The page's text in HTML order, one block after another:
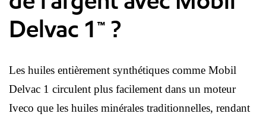
Delvac 1™ ?
Les huiles entièrement synthétiques comme Mobil
Delvac 1 circulent plus facilement dans un moteur
Iveco que les huiles minérales traditionnelles, rendant